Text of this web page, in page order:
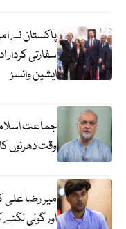
پاکستان نے
سفارتی کردار
ایشین وائسز
وقت دھرنوں
میر رضا
اور گولی